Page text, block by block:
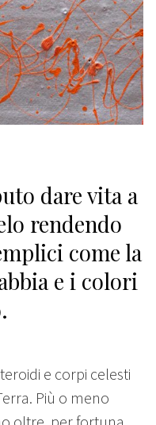
dare vita a
rendendo
come la
e i colori
e corpi celesti
Più o meno